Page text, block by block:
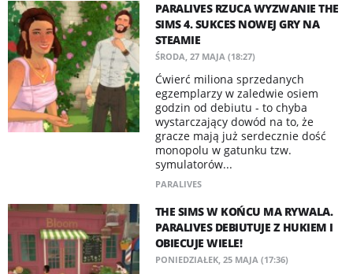
PARALIVES RZUCA WYZWANIE THE
SIMS 4. SUKCES NOWEJ GRY NA
STEAMIE
ŚRODA, 27 MAJA (18:27)
Ćwierć miliona sprzedanych
egzemplarzy w zaledwie osiem
godzin od debiutu - to chyba
wystarczający dowód na to, że
gracze mają już serdecznie dość
monopolu w gatunku tzw.
symulatorów...
PARALIVES
THE SIMS W KOŃCU MA RYWALA.
PARALIVES DEBIUTUJE Z HUKIEM I
OBIECUJE WIELE!
PONIEDZIAŁEK, 25 MAJA (17:36)